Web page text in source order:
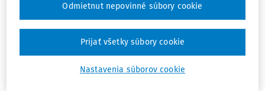
úvahy o rozpore ustanovenia § 5b zákona o ochrane
spotrebiteľa s právnymi princípmi slovenského právneho
poriadku, najmä s princípom rovnosti a princípom
vigilantibus iura scripta sunt, a rovnako s právom strán
sporového konania na spravodlivý súdny proces. Autor v
Nastavenia súborov cookie
Odmietnut nepovinné súbory cookie
Prijať všetky súbory cookie